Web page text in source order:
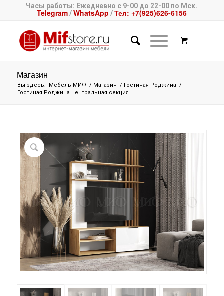
Часы работы: Ежедневно с 9-00 до 22-00 по Мск.
Telegram/WhatsApp /Тел: +7(925)626-6156
Магазин
Вы здесь: Мебель МИФ / Магазин / Гостиная Роджина /
Гостиная Роджина центральная секция